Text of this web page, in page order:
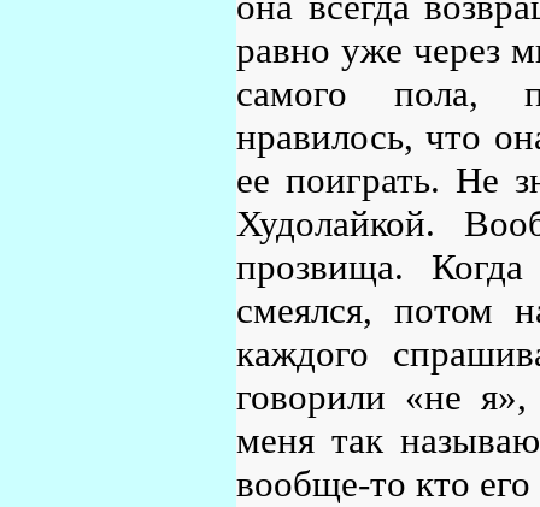
равно уже через
самого пола,
нравилось, что
ее поиграть. Не
Худолайкой.
прозвища.
смеялся, потом
каждого
говорили «не
меня так
вообще-то кто его